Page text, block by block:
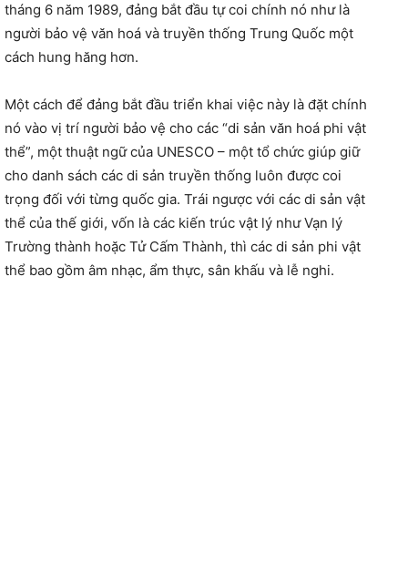
tháng 6 năm 1989, đảng bắt đầu tự coi chính nó như là
người bảo vệ văn hoá và truyền thống Trung Quốc một
cách hung hăng hơn.
Một cách để đảng bắt đầu triển khai việc này là đặt chính
nó vào vị trí người bảo vệ cho các “di sản văn hoá phi vật
thể”, một thuật ngữ của UNESCO – một tổ chức giúp giữ
cho danh sách các di sản truyền thống luôn được coi
trọng đối với từng quốc gia. Trái ngược với các di sản vật
thể của thế giới, vốn là các kiến trúc vật lý như Vạn lý
Trường thành hoặc Tử Cấm Thành, thì các di sản phi vật
thể bao gồm âm nhạc, ẩm thực, sân khấu và lễ nghi.